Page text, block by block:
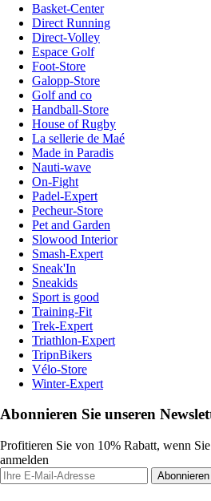
Basket-Center
Direct Running
Direct-Volley
Espace Golf
Foot-Store
Galopp-Store
Golf and co
Handball-Store
House of Rugby
La sellerie de Maé
Made in Paradis
Nauti-wave
On-Fight
Padel-Expert
Pecheur-Store
Pet and Garden
Slowood Interior
Smash-Expert
Sneak'In
Sneakids
Sport is good
Training-Fit
Trek-Expert
Triathlon-Expert
TripnBikers
Vélo-Store
Winter-Expert
Abonnieren Sie unseren
Profitieren Sie von 10% Rabatt, wenn
anmelden
Abonnieren